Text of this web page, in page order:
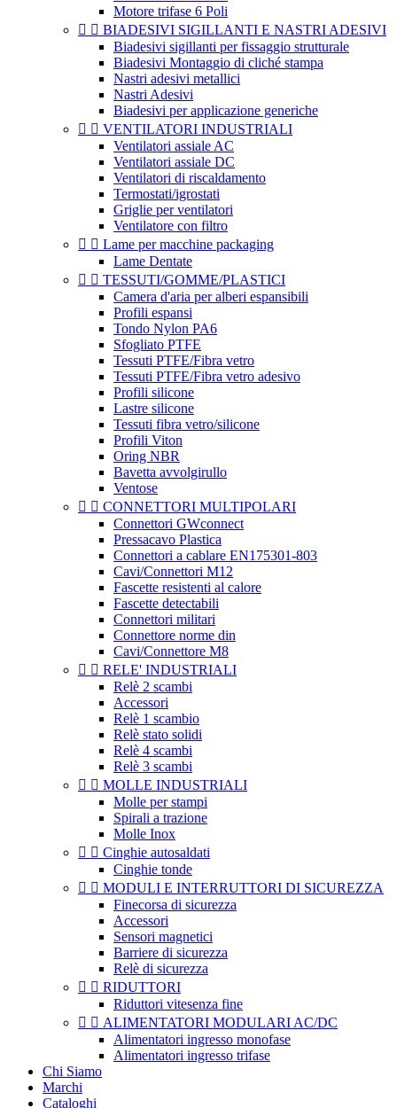
Motore trifase 6 Poli
  BIADESIVI SIGILLANTI E NASTRI ADESIVI
Biadesivi sigillanti per fissaggio strutturale
Biadesivi Montaggio di cliché stampa
Nastri adesivi metallici
Nastri Adesivi
Biadesivi per applicazione generiche
  VENTILATORI INDUSTRIALI
Ventilatori assiale AC
Ventilatori assiale DC
Ventilatori di riscaldamento
Termostati/igrostati
Griglie per ventilatori
Ventilatore con filtro
  Lame per macchine packaging
Lame Dentate
  TESSUTI/GOMME/PLASTICI
Camera d'aria per alberi espansibili
Profili espansi
Tondo Nylon PA6
Sfogliato PTFE
Tessuti PTFE/Fibra vetro
Tessuti PTFE/Fibra vetro adesivo
Profili silicone
Lastre silicone
Tessuti fibra vetro/silicone
Profili Viton
Oring NBR
Bavetta avvolgirullo
Ventose
  CONNETTORI MULTIPOLARI
Connettori GWconnect
Pressacavo Plastica
Connettori a cablare EN175301-803
Cavi/Connettori M12
Fascette resistenti al calore
Fascette detectabili
Connettori militari
Connettore norme din
Cavi/Connettore M8
  RELE' INDUSTRIALI
Relè 2 scambi
Accessori
Relè 1 scambio
Relè stato solidi
Relè 4 scambi
Relè 3 scambi
  MOLLE INDUSTRIALI
Molle per stampi
Spirali a trazione
Molle Inox
  Cinghie autosaldati
Cinghie tonde
  MODULI E INTERRUTTORI DI SICUREZZA
Finecorsa di sicurezza
Accessori
Sensori magnetici
Barriere di sicurezza
Relè di sicurezza
  RIDUTTORI
Riduttori vitesenza fine
  ALIMENTATORI MODULARI AC/DC
Alimentatori ingresso monofase
Alimentatori ingresso trifase
Chi Siamo
Marchi
Cataloghi